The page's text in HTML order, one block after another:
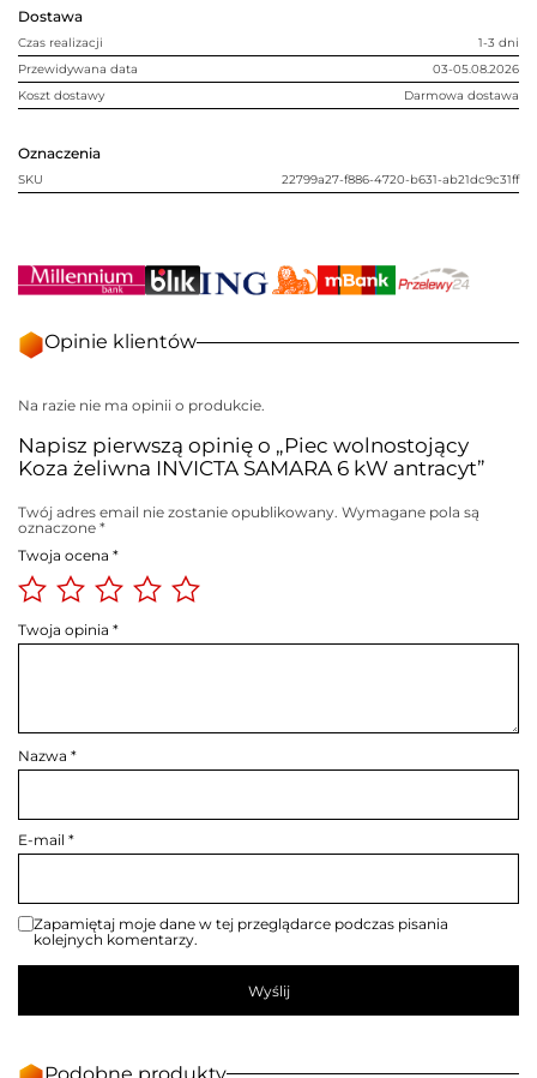
Dostawa
Czas realizacji
1-3 dni
Przewidywana data
03-05.08.2026
Koszt dostawy
Darmowa dostawa
Oznaczenia
SKU 22799a27-f886-4720-b631-ab21dc9c31ff
antracyt
Opinie klientów
Na razie nie ma opinii o produkcie.
Napisz pierwszą opinię o „Piec wolnostojący
Koza żeliwna INVICTA SAMARA 6 kW antracyt”
Twój adres email nie zostanie opublikowany. Wymagane pola są
oznaczone *
Twoja ocena *
Twoja opinia *
Nazwa *
E-mail *
Zapamiętaj moje dane w tej przeglądarce podczas pisania
kolejnych komentarzy.
Podobne produkty